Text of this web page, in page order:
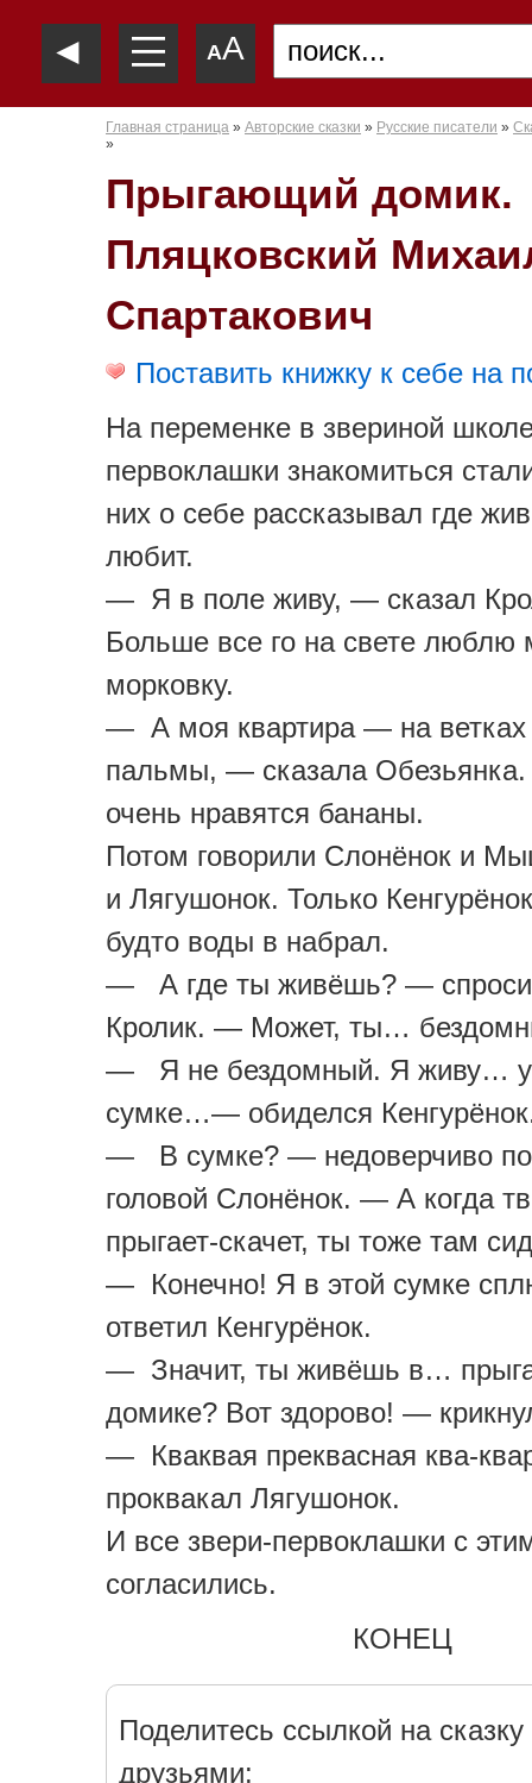
◄ —
—
— AA
Главная страница » Авторские сказки » Русские писатели »
»
Прыгающий домик.
Пляцковский
Спартакович
Поставить книжку к себе на
На переменке в звериной
первоклашки знакомиться
них о себе рассказывал где
любит.
— Я в поле живу, — сказал
Больше все го на свете
морковку.
— А моя квартира — на ветках
пальмы, — сказала
очень нравятся бананы.
Потом говорили Слонёнок и
и Лягушонок. Только
будто воды в набрал.
— А где ты живёшь? —
Кролик. — Может, ты…
— Я не бездомный. Я живу…
сум­ке…— обиделся
— В сумке? — недоверчиво
головой Сло­нёнок. — А когда
прыгает-скачет, ты тоже там
— Конечно! Я в этой сумке
ответил Кен­гурёнок.
— Значит, ты живёшь в…
домике? Вот здорово! —
— Кваквая преквасная ква-
проквакал Лягушонок.
И все звери-первоклашки с
согласились.
КОНЕЦ
Поделитесь ссылкой на сказку
друзьями: